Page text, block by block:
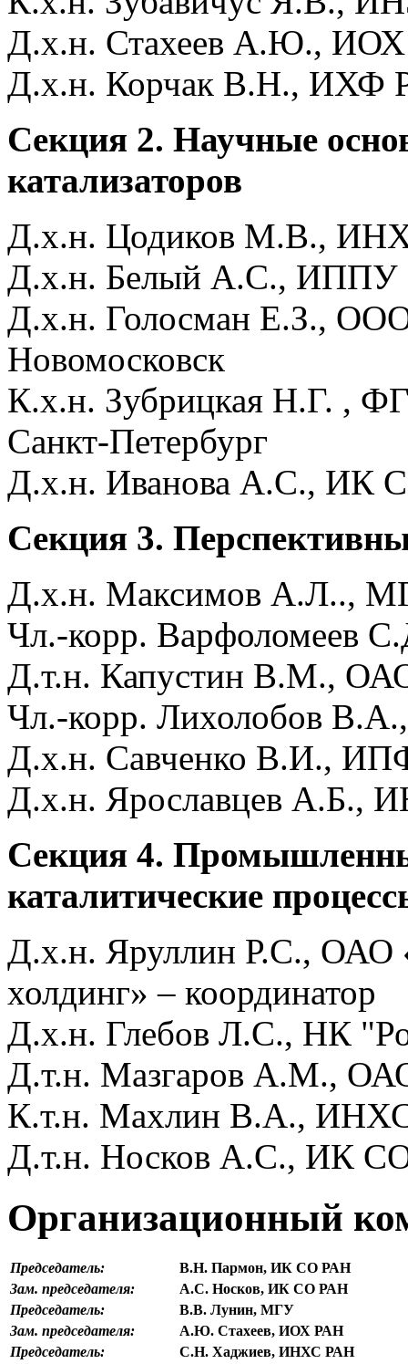
Д.х.н. Стахеев А.Ю.,
Д.х.н. Корчак В.Н., ИХФ
Секция 2. Научные
катализаторов
Д.х.н. Цодиков М.В.,
Д.х.н. Белый А.С.,
Д.х.н. Голосман Е.З.,
Новомосковск
К.х.н. Зубрицкая Н.Г. ,
Санкт-Петербург
Д.х.н. Иванова А.С., ИК
Секция 3.
Д.х.н. Максимов А.Л..,
Чл.-корр. Варфоломеев
Д.т.н. Капустин В.М.,
Чл.-корр. Лихолобов
Д.х.н. Савченко В.И.,
Д.х.н. Ярославцев А.Б.,
Секция 4.
каталитические
Д.х.н. Яруллин Р.С., ОАО
холдинг» – координатор
Д.х.н. Глебов Л.С., НК
Д.т.н. Мазгаров А.М.,
К.т.н. Махлин В.А.,
Д.т.н. Носков А.С., ИК
Организационный
Председатель:
В.Н. Пармон, ИК СО РАН
Зам. председателя:
А.С. Носков, ИК СО РАН
Председатель:
В.В. Лунин, МГУ
Зам. председателя:
А.Ю. Стахеев, ИОХ РАН
Председатель:
С.Н. Хаджиев, ИНХС РАН